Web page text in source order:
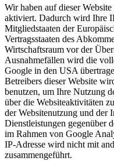
Wir haben auf dieser
aktiviert. Dadurch wird Ihre
Mitgliedstaaten der
Vertragsstaaten des
Wirtschaftsraum vor der
Ausnahmefällen wird die
Google in den USA
Betreibers dieser Website
benutzen, um Ihre Nutzung
über die Websiteaktivitäten
der Websitenutzung und der
Dienstleistungen gegenüber
im Rahmen von Google
IP-Adresse wird nicht mit
zusammengeführt.